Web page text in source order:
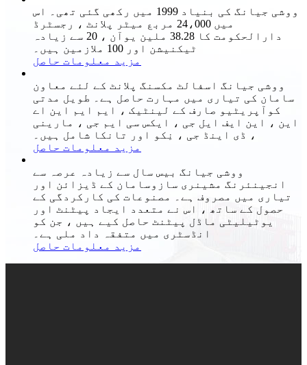
ووشی جیانگ کی بنیاد 1999 میں رکھی گئی تھی۔ اس
میں 24،000 مربع میٹر پلانٹ ، رجسٹرڈ
دارالحکومت کا 38.28 ملین یوآن ، 20 سے زیادہ
ٹیکنیشن اور 100 ملازمین ہیں۔
مزید معلومات حاصل
ووشی جیانگ اسفالٹ مکسنگ پلانٹ کے لئے معاون
سامان کی تیاری میں مہارت حاصل ہے۔ طویل مدتی
کوآپریٹیو صارف کے لینٹیک ، ایم ایم این اے
این ، این ایف ایل جی ، ایکس سی ایم جی ، مارینی
، ڈی اینڈ جی ، نِکو اور تانکا شامل ہیں۔
مزید معلومات حاصل
ووشی جیانگ بیس سال سے زیادہ عرصہ سے
انجینئرنگ مشینری سازوسامان کے ڈیزائن اور
تیاری میں مصروف ہے۔ مصنوعات کی کارکردگی کے
حصول کے ساتھ ، اس نے متعدد ایجاد پیٹنٹ اور
یوٹیلیٹی ماڈل پیٹنٹ حاصل کیے ہیں ، جن کو
انڈسٹری میں متفقہ داد ملی ہے۔
مزید معلومات حاصل